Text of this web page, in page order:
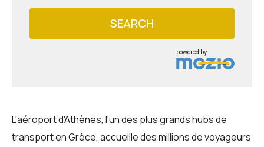
SEARCH
powered by
L'aéroport d'Athènes, l'un des plus grands hubs de
transport en Grèce, accueille des millions de voyageurs